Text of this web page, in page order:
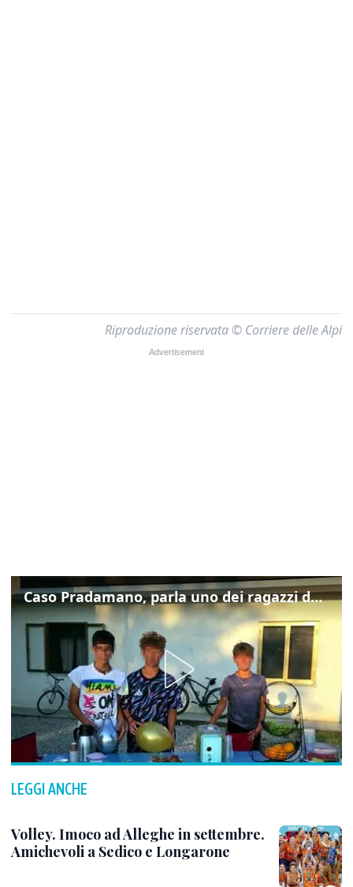
Riproduzione riservata © Corriere delle Alpi
Caso Pradamano, parla uno dei ragazzi denunciati per la limonata: "Volevo anche aiutare i miei"
LEGGI ANCHE
Volley. Imoco ad Alleghe in settembre.
Amichevoli a Sedico e Longarone